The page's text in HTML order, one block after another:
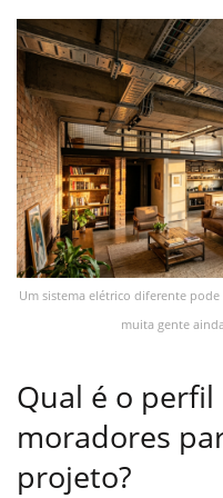
Um sistema elétrico diferente
muita gente
Qual é o
moradores
projeto?